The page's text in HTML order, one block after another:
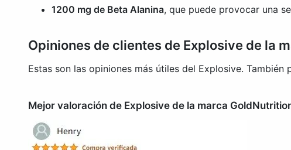
1200 mg de Beta Alanina, que puede provocar una
Opiniones de clientes de Explosive de la
Estas son las opiniones más útiles del Explosive. También
Mejor valoración de Explosive de la marca